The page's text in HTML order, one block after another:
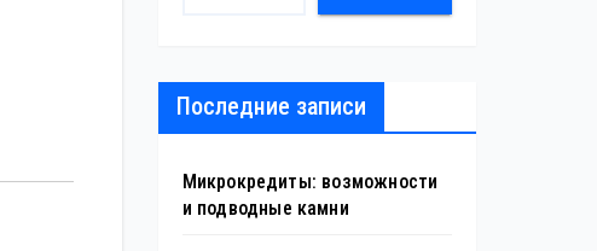
Последние записи
Микрокредиты: возможности
и подводные камни